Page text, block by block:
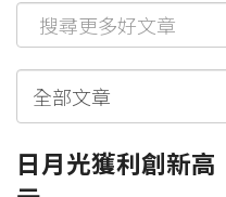
日月光獲利創新